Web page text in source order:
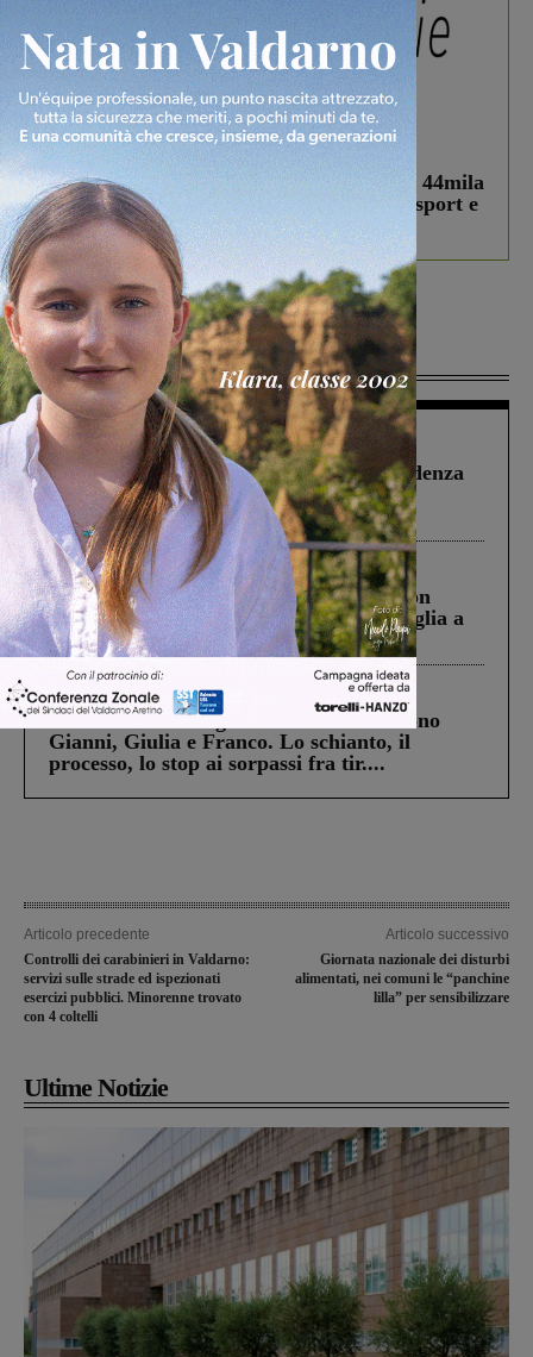
In vetrina 3 Agosto 2026
Estra Notizie agosto: Smart Cities, oltre 44mila
studenti coinvolti, torna il bando per lo sport e
debutta il podcast Estrair
Più lette
Figline Incisa Valdarno 1 Agosto 2026
Piscina di Figline finanziata oltre la scadenza
Pnrr, il gruppo di Fratelli d’Italia: “Un
ringraziamento al Governo”
Cronaca 3 Agosto 2026
Scomparso da una struttura di Castiglion
Fiorentino l’uomo che aveva ucciso la figlia a
Levane nel 2020
Cronaca 4 Agosto 2026
Un anno fa la strage in A1 in cui morirono
Gianni, Giulia e Franco. Lo schianto, il
processo, lo stop ai sorpassi fra tir....
Articolo precedente
Controlli dei carabinieri in Valdarno:
servizi sulle strade ed ispezionati
esercizi pubblici. Minorenne trovato
con 4 coltelli
Articolo successivo
Giornata nazionale dei disturbi
alimentati, nei comuni le “panchine
lilla” per sensibilizzare
Ultime Notizie